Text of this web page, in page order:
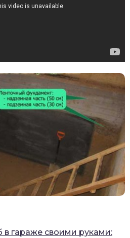
в гараже своими руками: